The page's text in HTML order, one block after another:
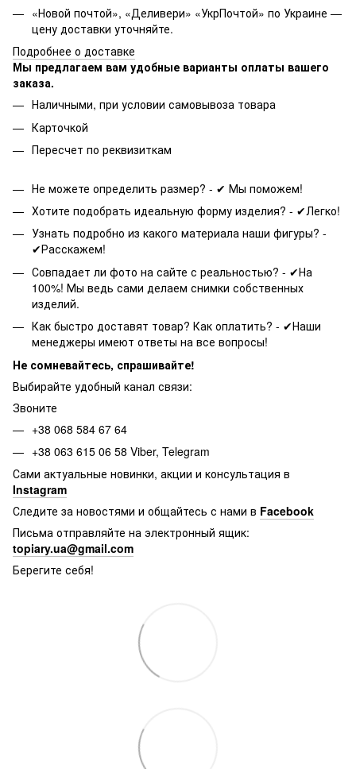
«Новой почтой», «Деливери» «УкрПочтой» по Украине —
цену доставки уточняйте.
Подробнее о доставке
Мы предлагаем вам удобные варианты оплаты вашего
заказа.
Наличными, при условии самовывоза товара
Карточкой
Пересчет по реквизиткам
Не можете определить размер? - ✔ Мы поможем!
Хотите подобрать идеальную форму изделия? - ✔Легко!
Узнать подробно из какого материала наши фигуры? -
✔Расскажем!
Совпадает ли фото на сайте с реальностью? - ✔На
100%! Мы ведь сами делаем снимки собственных
изделий.
Как быстро доставят товар? Как оплатить? - ✔Наши
менеджеры имеют ответы на все вопросы!
Не сомневайтесь, спрашивайте!
Выбирайте удобный канал связи:
Звоните
+38 068 584 67 64
+38 063 615 06 58 Viber, Telegram
Сами актуальные новинки, акции и консультация в
Instagram
Следите за новостями и общайтесь с нами в Facebook
Письма отправляйте на электронный ящик:
topiary.ua@gmail.com
Берегите себя!